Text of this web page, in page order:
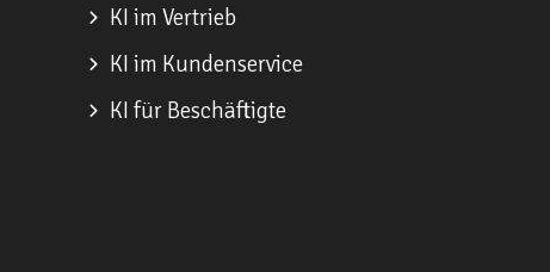
KI im Vertrieb
KI im Kundenservice
KI für Beschäftigte